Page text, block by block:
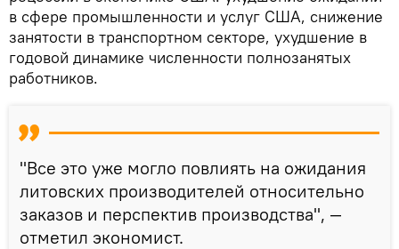
в сфере промышленности и услуг США, снижение
занятости в транспортном секторе, ухудшение в
годовой динамике численности полнозанятых
работников.
"Все это уже могло повлиять на ожидания
литовских производителей относительно
заказов и перспектив производства", —
отметил экономист.